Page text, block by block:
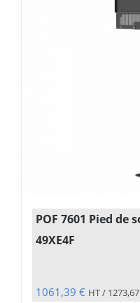
POF 7601 Pied de
49XE4F
1061,39 € HT / 1273,67